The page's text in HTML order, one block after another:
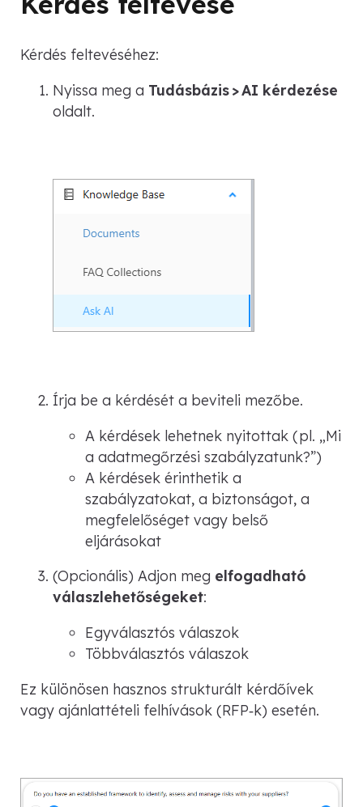
Kérdés feltevéséhez:
Nyissa meg a Tudásbázis > AI kérdezése
oldalt.
Írja be a kérdését a beviteli mezőbe.
A kérdések lehetnek nyitottak (pl. „Mi
a adatmegőrzési szabályzatunk?”)
A kérdések érinthetik a
szabályzatokat, a biztonságot, a
megfelelőséget vagy belső
eljárásokat
(Opcionális) Adjon meg elfogadható
válaszlehetőségeket:
Egyválasztós válaszok
Többválasztós válaszok
Ez különösen hasznos strukturált kérdőívek
vagy ajánlattételi felhívások (RFP‑k) esetén.